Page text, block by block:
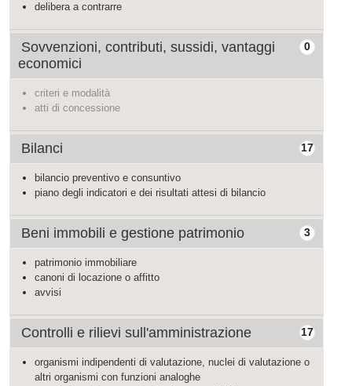
delibera a contrarre
0
Sovvenzioni, contributi, sussidi, vantaggi
economici
criteri e modalità
atti di concessione
17
Bilanci
bilancio preventivo e consuntivo
piano degli indicatori e dei risultati attesi di bilancio
3
Beni immobili e gestione patrimonio
patrimonio immobiliare
canoni di locazione o affitto
avvisi
17
Controlli e rilievi sull'amministrazione
organismi indipendenti di valutazione, nuclei di valutazione o
altri organismi con funzioni analoghe